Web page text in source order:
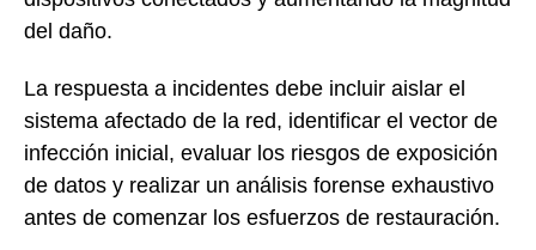
del daño.
La respuesta a incidentes debe incluir aislar el
sistema afectado de la red, identificar el vector de
infección inicial, evaluar los riesgos de exposición
de datos y realizar un análisis forense exhaustivo
antes de comenzar los esfuerzos de restauración.